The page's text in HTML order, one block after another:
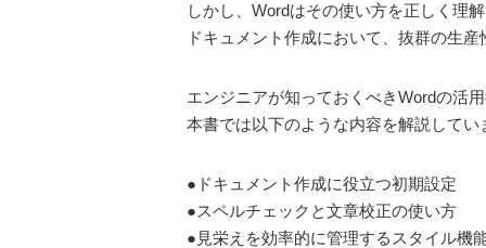
しかし、Wordはその使い方を正しく理解
ドキュメント作成において、抜群の生産
エンジニアが知っておくべきWordの活用
本書では以下のような内容を解説してい
●ドキュメント作成に役立つ初期設定
●スペルチェックと文章校正の使い方
●見栄えを効率的に管理するスタイル機